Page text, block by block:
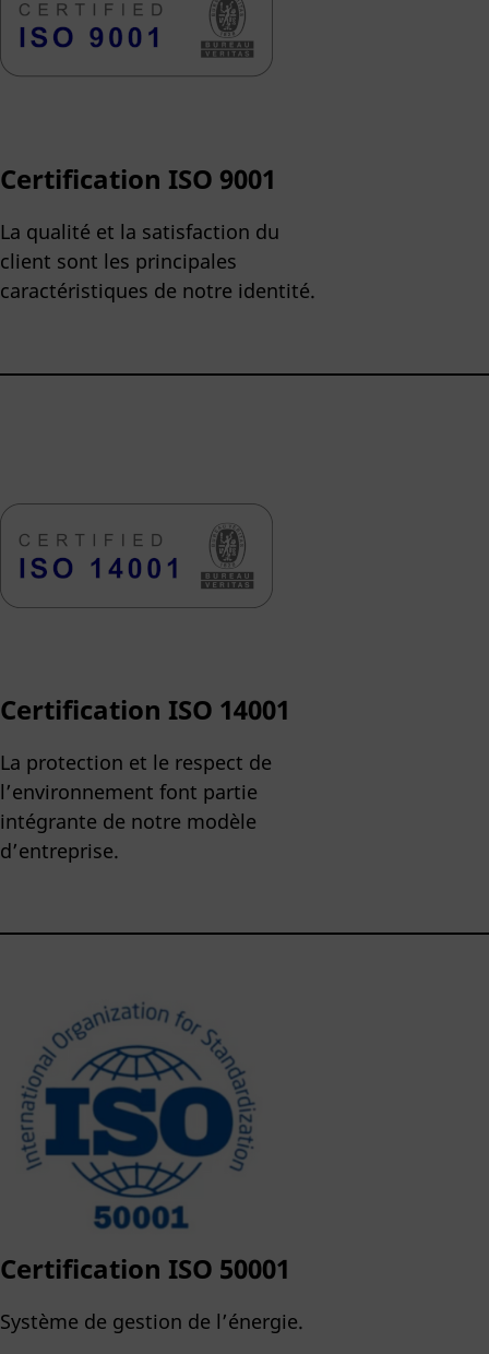
Certification ISO 9001
La qualité et la satisfaction du
client sont les principales
caractéristiques de notre identité.
Certification ISO 14001
La protection et le respect de
l’environnement font partie
intégrante de notre modèle
d’entreprise.
Certification ISO 50001
Système de gestion de l’énergie.